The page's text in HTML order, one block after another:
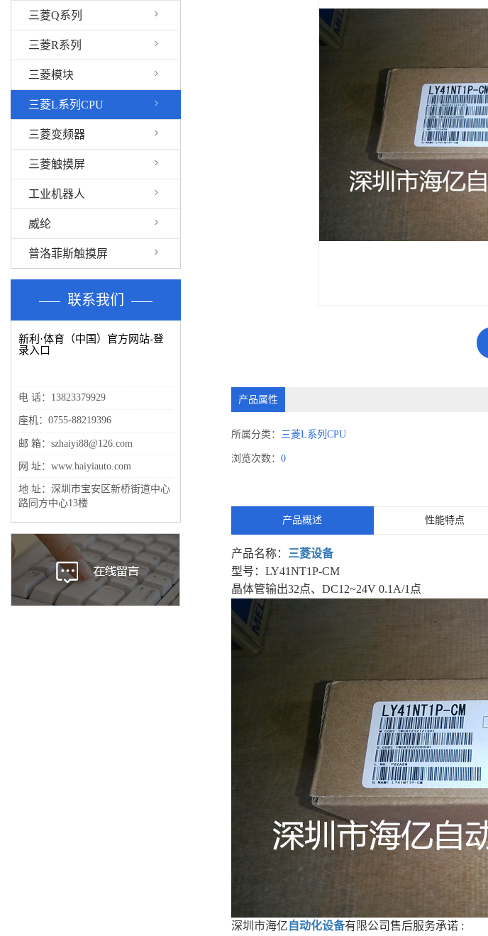
三菱Q系列
三菱R系列
三菱模块
三菱L系列CPU
三菱变频器
三菱触摸屏
工业机器人
威纶
普洛菲斯触摸屏
联系我们
新利·体育（中国）官方网站-登
录入口
电 话：13823379929
座机：0755-88219396
邮 箱：szhaiyi88@126.com
网 址：www.haiyiauto.com
地 址：深圳市宝安区新桥街道中心
路同方中心13楼
产品属性
所属分类： 三菱L系列CPU
浏览次数：0
产品概述 性能特点
产品名称： 三菱设备
型号：LY41NT1P-CM
晶体管输出32点、DC12~24V 0.1A/1点
深圳市海亿 自动化设备有限公司售后服务承诺 :